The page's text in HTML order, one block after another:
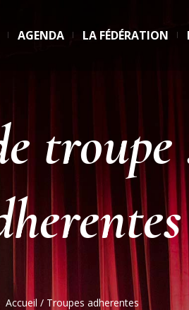
AGENDA LA FÉDÉRATION
Accueil / Troupes adherentes